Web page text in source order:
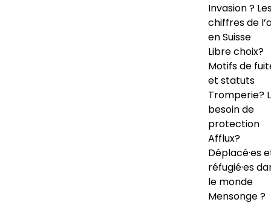
Invasion ?
chiffres de
en Suisse
Libre choix?
Motifs de
et statuts
Tromperie?
besoin de
protection
Afflux?
Déplacé·es
réfugié·es
le monde
Mensonge ?